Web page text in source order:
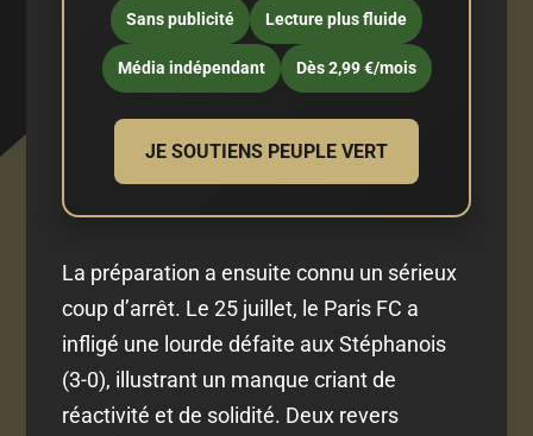
Sans publicité Lecture plus fluide
Média indépendant Dès 2,99 €/mois
JE SOUTIENS PEUPLE VERT
La préparation a ensuite connu un sérieux
coup d’arrêt. Le 25 juillet, le Paris FC a
infligé une lourde défaite aux Stéphanois
(3-0), illustrant un manque criant de
réactivité et de solidité. Deux revers